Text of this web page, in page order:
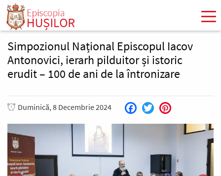
Mergi
conţinutul
principal
Simpozionul Național Episcopul Iacov
Antonovici, ierarh pilduitor și istoric
erudit – 100 de ani de la întronizare
Duminică, 8 Decembrie 2024 Facebook
Twitter